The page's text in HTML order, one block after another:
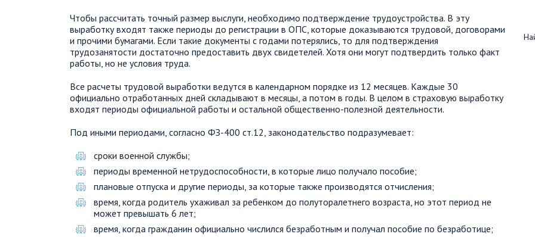
Чтобы рассчитать точный размер выслуги, необходимо подтверждение трудоустройства. В эту
выработку входят также периоды до регистрации в ОПС, которые доказываются трудовой, договорами
и прочими бумагами. Если такие документы с годами потерялись, то для подтверждения
трудозанятости достаточно предоставить двух свидетелей. Хотя они могут подтвердить только факт
работы, но не условия труда.
Все расчеты трудовой выработки ведутся в календарном порядке из 12 месяцев. Каждые 30
официально отработанных дней складывают в месяцы, а потом в годы. В целом в страховую выработку
входят периоды официальной работы и остальной общественно-полезной деятельности.
Под иными периодами, согласно ФЗ-400 ст.12, законодательство подразумевает:
сроки военной службы;
периоды временной нетрудоспособности, в которые лицо получало пособие;
плановые отпуска и другие периоды, за которые также производятся отчисления;
время, когда родитель ухаживал за ребенком до полуторалетнего возраста, но этот период не
может превышать 6 лет;
время, когда гражданин официально числился безработным и получал пособие по безработице;